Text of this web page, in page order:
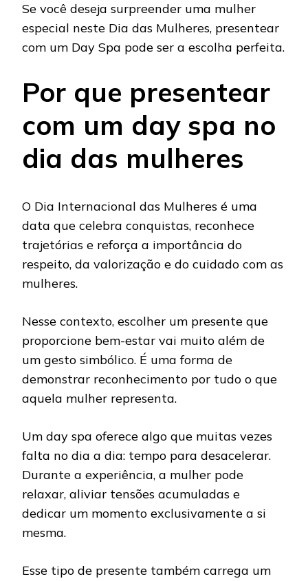
Se você deseja surpreender uma mulher
especial neste Dia das Mulheres, presentear
com um Day Spa pode ser a escolha perfeita.
Por que presentear
com um day spa no
dia das mulheres
O Dia Internacional das Mulheres é uma
data que celebra conquistas, reconhece
trajetórias e reforça a importância do
respeito, da valorização e do cuidado com as
mulheres.
Nesse contexto, escolher um presente que
proporcione bem-estar vai muito além de
um gesto simbólico. É uma forma de
demonstrar reconhecimento por tudo o que
aquela mulher representa.
Um day spa oferece algo que muitas vezes
falta no dia a dia: tempo para desacelerar.
Durante a experiência, a mulher pode
relaxar, aliviar tensões acumuladas e
dedicar um momento exclusivamente a si
mesma.
Esse tipo de presente também carrega um